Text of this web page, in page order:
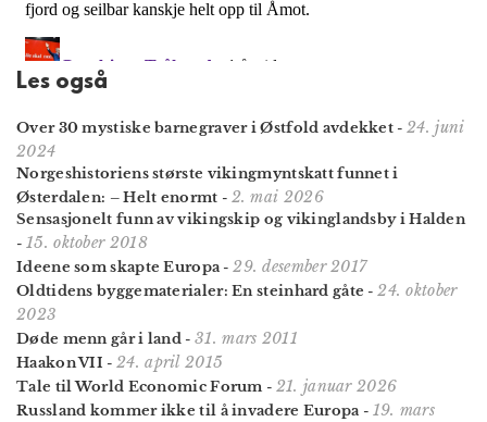
Les også
Over 30 mystiske barnegraver i Østfold avdekket -24. juni
2024
Norgeshistoriens største viking­mynt­skatt funnet i
Østerdalen: – Helt enormt - 2. mai 2026
Sensasjonelt funn av vikingskip og vikinglandsby i Halden
- 15. oktober 2018
Ideene som skapte Europa -29. desember 2017
Oldtidens byggematerialer: En steinhard gåte -24. oktober
2023
Døde menn går i land - 31. mars 2011
Haakon VII - 24. april 2015
Tale til World Economic Forum - 21. januar 2026
Russland kommer ikke til å invadere Europa - 19. mars